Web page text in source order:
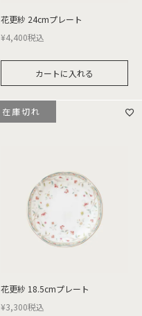
花更紗 24cmプレート
¥4,400税込
カートに入れる
花更紗 18.5cmプレート
¥3,300税込
在庫切れ